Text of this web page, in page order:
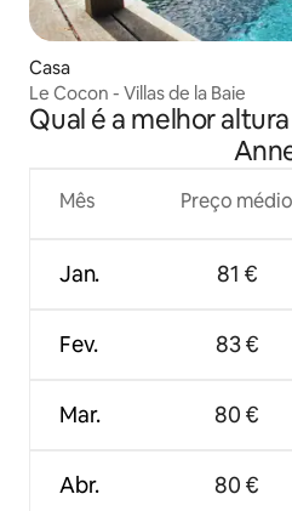
Casa
Le Cocon - Villas de la Baie
Qual é a melhor
Mês
Jan.
Fev.
Mar.
Abr.
Preço médio
81 €
83 €
80 €
80 €